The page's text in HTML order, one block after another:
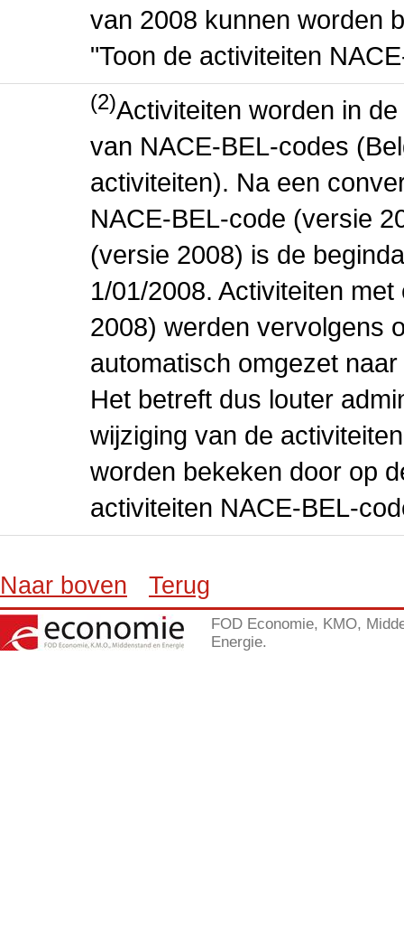
van 2008 kunnen worden
"Toon de activiteiten
(2)Activiteiten worden in
van NACE-BEL-codes
activiteiten). Na een
NACE-BEL-code (versie
(versie 2008) is de
1/01/2008. Activiteiten
2008) werden vervolgens
automatisch omgezet
Het betreft dus louter
wijziging van de
worden bekeken door op
activiteiten NACE-BEL-
Naar boven Terug
FOD Economie, KMO,
Energie.